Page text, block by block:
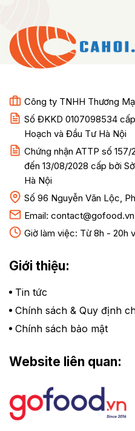
Công ty TNHH Thương
Số ĐKKD 0107098534 cấp
Hoạch và Đầu Tư Hà Nội
Chứng nhận ATTP số
đến 13/08/2028 cấp bởi
Hà Nội
Số 96 Nguyễn Văn Lộc,
Email: contact@gofood.vn
Giờ làm việc: Từ 8h - 20h
Giới thiệu:
Tin tức
Chính sách & Quy định
Chính sách bảo mật
Website liên quan: